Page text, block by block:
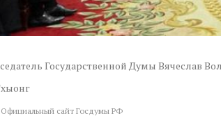
Государственной Думы Вячеслав
сайт Госдумы РФ